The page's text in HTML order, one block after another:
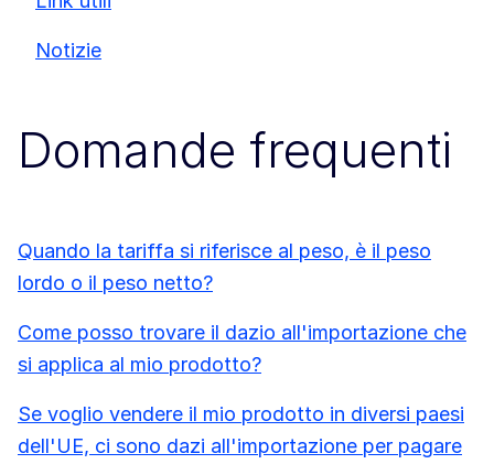
Notizie
Domande frequenti
Quando la tariffa si riferisce al peso, è il peso
lordo o il peso netto?
Come posso trovare il dazio all'importazione che
si applica al mio prodotto?
Se voglio vendere il mio prodotto in diversi paesi
dell'UE, ci sono dazi all'importazione per pagare